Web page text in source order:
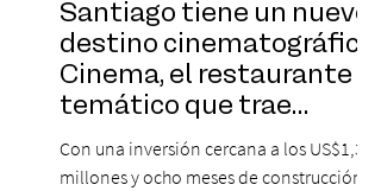
Santiago tiene un nuevo
destino cinematográfico:
Cinema, el restaurante
temático que trae
Hollywood a Chile
Con una inversión cercana a los US$1,3
millones y ocho meses de construcción,